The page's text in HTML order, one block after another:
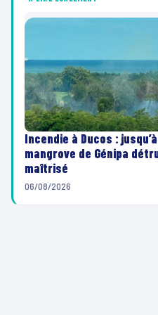
Incendie à Ducos :
mangrove de Génipa
maîtrisé
06/08/2026